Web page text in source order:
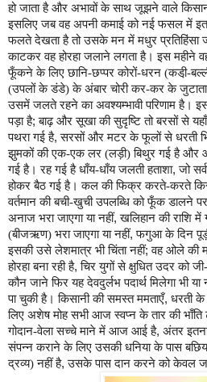
हो जाता है और अभावों के साथ जूझने वाले
इसलिए जब वह अपनी कमाई को नई फसल में
फलते देखता है तो उसके मन में मधुर
काटकर वह होरहा जलाने लगता है। इस महीने
फूँकने के लिए छानि-छप्‍पर कोरों-धरन (कडी़-
(उपलों के डंडे) के अंबार चोरी कर-कर के
उसमें जलते रहने का अवश्‍यम्‍भावी परिणाम है।
पड़ा है;बाढ़ और सूखा की सुदृष्टि तो बरसों से
पथरा गई है,सरसों और मटर के फूलों से धरती
झुमकों की एक-एक लर (लड़ी) बिथुर गई है और
गई है। रह गई है धाँय-धाँय जलती हताशा,जो
होकर बैठ गई है। कल की फिक्र करते-करते
वर्तमान की बची-खुची उपलब्धि को फूँक डालने
अनाज भरा जाएगा या नहीं,खलिहान की राशि में
(बीजऋण) भरा जाएगा या नहीं,फगुआ के दिन
इसकी उसे लेशमात्र भी चिंता नहीं;वह ओले की
होरहा बना रही है,चिर युगों से क्षुधित उदर को
कौन जाने फिर यह देवदुर्लभ पदार्थ मिलेगा भी या
पा चुकी है। किसानी की समस्‍त ममताएँ, धरती के
लिए अशेष मोह सभी आज स्‍वप्‍न के तार की
गोदान-वेला सच्चे माने में आज आई है, अंतर
संपन्‍न कराने के लिए उसकी धनिया के पास
द्रव्‍य) नहीं है,उसके पास दान करने को केवल